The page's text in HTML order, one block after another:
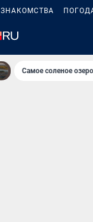
ЗНАКОМСТВА
Самое соленое